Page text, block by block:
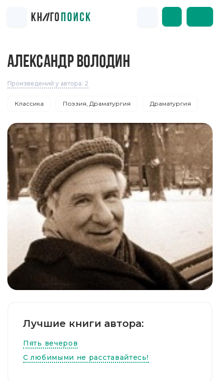
АЛЕКСАНДР ВОЛОДИН
Произведений у автора: 2
Классика Поэзия, Драматургия Драматургия
Лучшие книги автора:
Пять вечеров
С любимыми не расставайтесь!